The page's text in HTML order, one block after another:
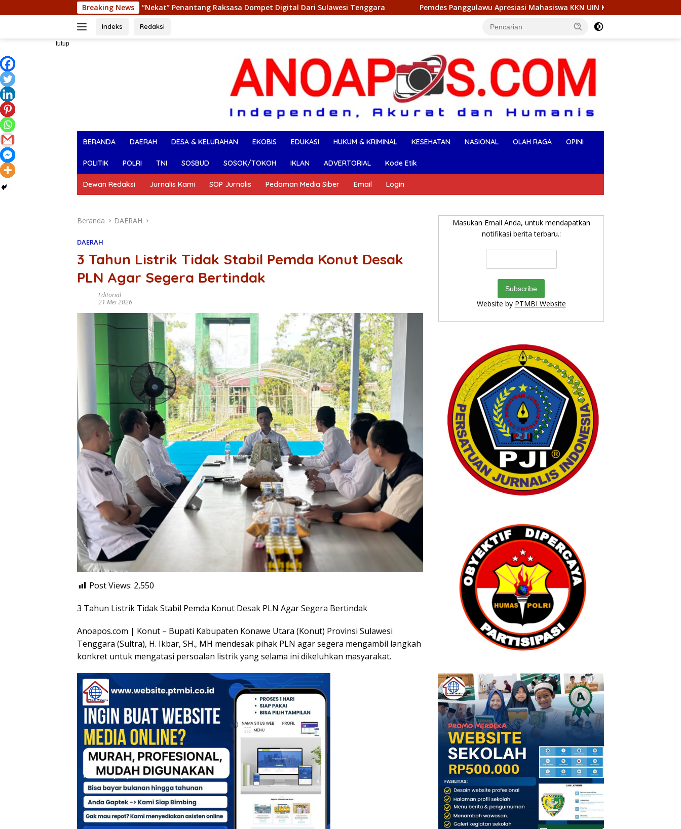
ke
Breaking News
Penantang Raksasa Dompet Digital Dari Sulawesi Tenggara Pemdes Panggulawu Apresiasi Mahasiswa KKN UIN Kendari Lakukan Edukasi Keagamaan Kepada Warganya
Indeks Redaksi
tutup
BERANDA DAERAH DESA & KELURAHAN EKOBIS EDUKASI HUKUM & KRIMINAL KESEHATAN NASIONAL OLAH RAGA OPINI
POLITIK POLRI TNI SOSBUD SOSOK/TOKOH IKLAN ADVERTORIAL Kode Etik
Dewan Redaksi Jurnalis Kami SOP Jurnalis Pedoman Media Siber Email Login
Beranda DAERAH
DAERAH
3 Tahun Listrik Tidak Stabil Pemda Konut Desak
PLN Agar Segera Bertindak
Editorial
21 Mei 2026
Post Views: 2,550
3 Tahun Listrik Tidak Stabil Pemda Konut Desak PLN Agar Segera Bertindak
Anoapos.com | Konut – Bupati Kabupaten Konawe Utara (Konut) Provinsi Sulawesi
Tenggara (Sultra), H. Ikbar, SH., MH mendesak pihak PLN agar segera mengambil langkah
konkret untuk mengatasi persoalan listrik yang selama ini dikeluhkan masyarakat.
Masukan Email Anda, untuk mendapatkan
notifikasi berita terbaru.:
Website by PTMBI Website